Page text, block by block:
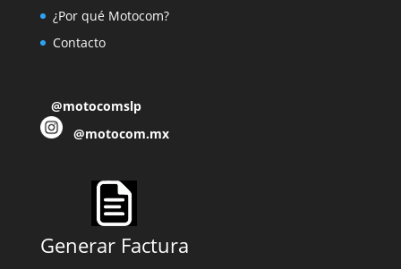
¿Por qué Motocom?
Contacto
@motocomslp
@motocom.mx
Generar Factura